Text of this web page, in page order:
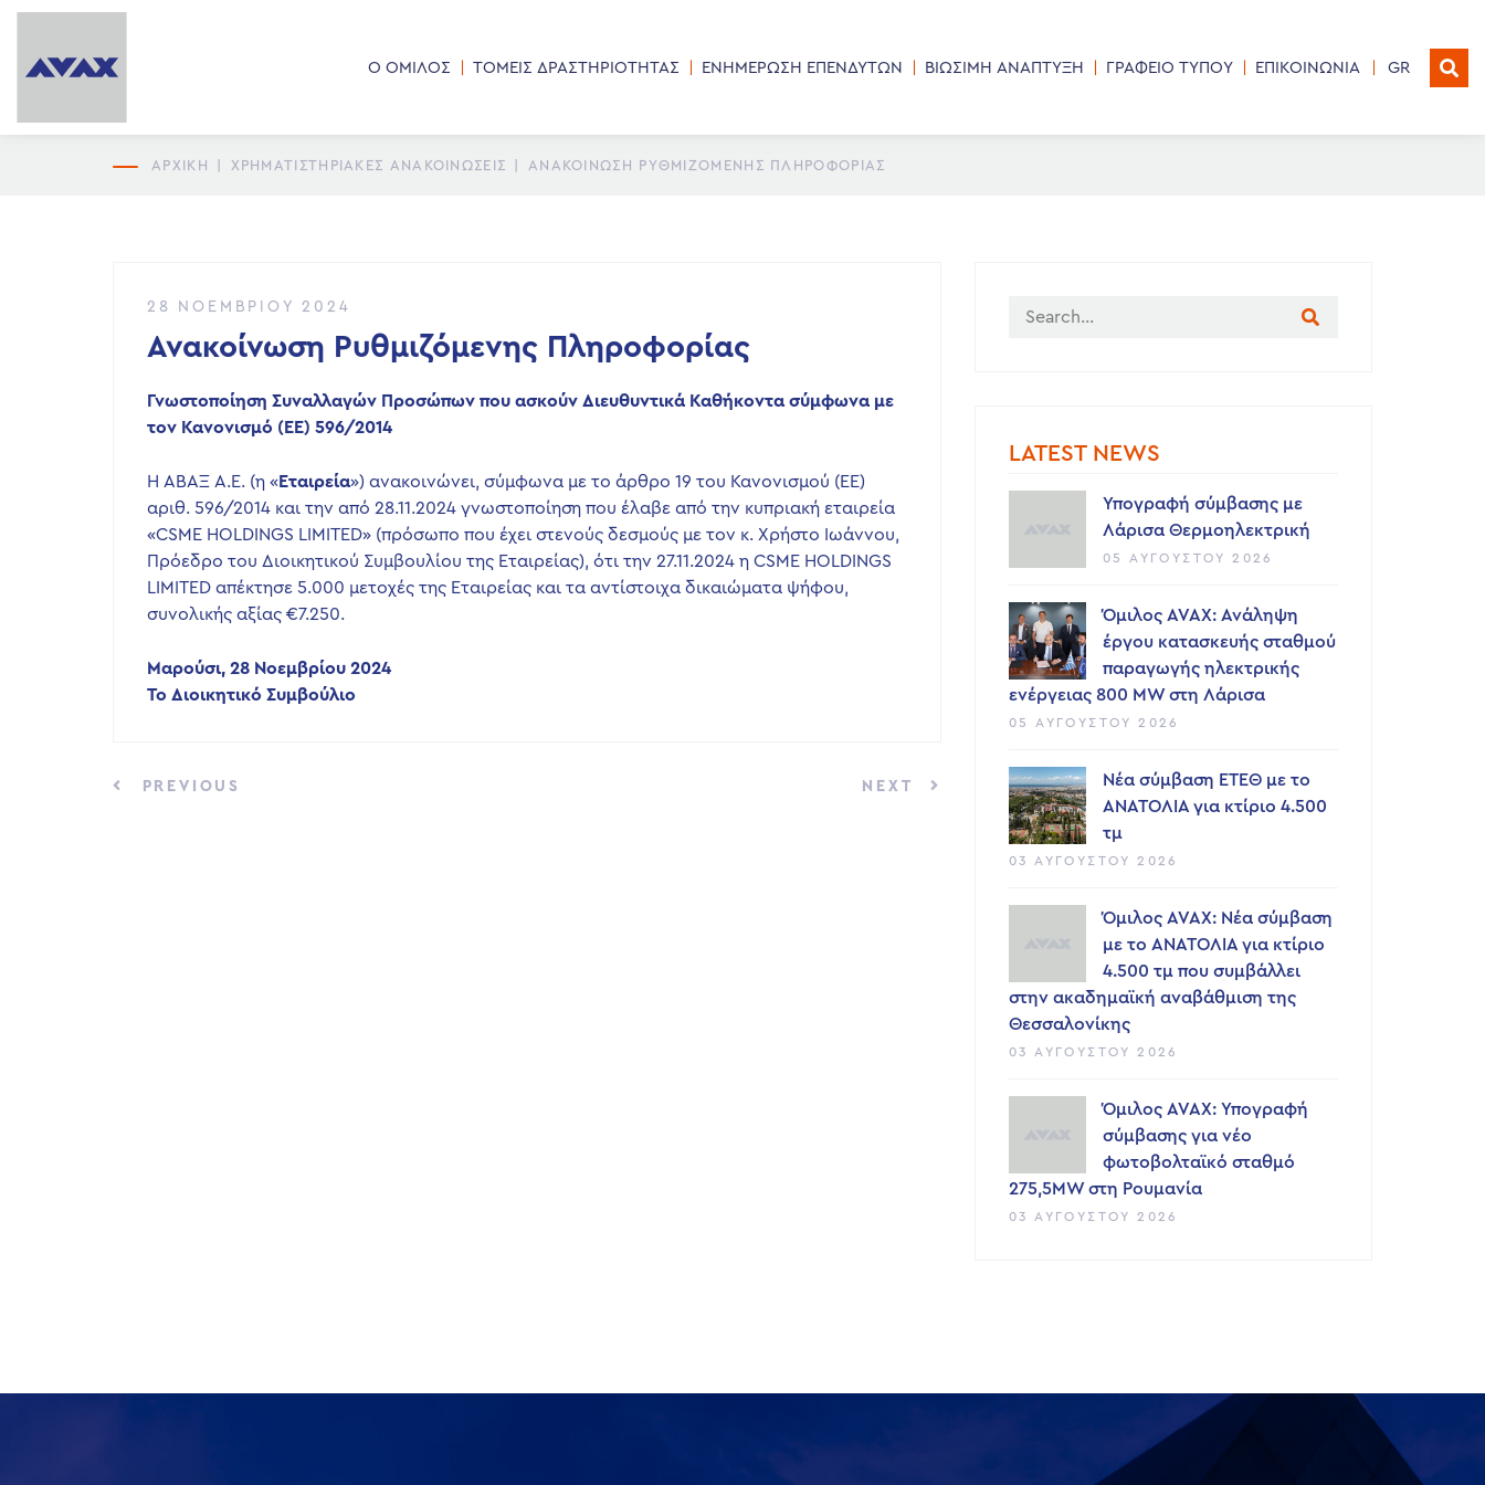
Ο ΟΜΙΛΟΣ ΤΟΜΕΙΣ ΔΡΑΣΤΗΡΙΟΤΗΤΑΣ ΕΝΗΜΕΡΩΣΗ ΕΠΕΝΔΥΤΩΝ ΒΙΩΣΙΜΗ ΑΝΑΠΤΥΞΗ ΓΡΑΦΕΙΟ ΤΥΠΟΥ ΕΠΙΚΟΙΝΩΝΙΑ GR
ΑΡΧΙΚΗ ΧΡΗΜΑΤΙΣΤΗΡΙΑΚΕΣ ΑΝΑΚΟΙΝΩΣΕΙΣ ΑΝΑΚΟΊΝΩΣΗ ΡΥΘΜΙΖΌΜΕΝΗΣ ΠΛΗΡΟΦΟΡΊΑΣ
28 ΝΟΕΜΒΡΊΟΥ 2024
Ανακοίνωση Ρυθμιζόμενης Πληροφορίας
Γνωστοποίηση Συναλλαγών Προσώπων που ασκούν Διευθυντικά Καθήκοντα σύμφωνα με
τον Κανονισμό (ΕΕ) 596/2014
Η ΑΒΑΞ Α.Ε. (η «Εταιρεία») ανακοινώνει, σύμφωνα με το άρθρο 19 του Κανονισμού (ΕΕ)
αριθ. 596/2014 και την από 28.11.2024 γνωστοποίηση που έλαβε από την κυπριακή εταιρεία
«CSME HOLDINGS LIMITED» (πρόσωπο που έχει στενούς δεσμούς με τον κ. Χρήστο Ιωάννου,
Πρόεδρο του Διοικητικού Συμβουλίου της Εταιρείας), ότι την 27.11.2024 η CSME HOLDINGS
LIMITED απέκτησε 5.000 μετοχές της Εταιρείας και τα αντίστοιχα δικαιώματα ψήφου,
συνολικής αξίας €7.250.
Μαρούσι, 28 Νοεμβρίου 2024
Το Διοικητικό Συμβούλιο
PREVIOUS NEXT
LATEST NEWS
Υπογραφή σύμβασης με
Λάρισα Θερμοηλεκτρική
05 ΑΥΓΟΎΣΤΟΥ 2026
Όμιλος AVAX: Ανάληψη
έργου κατασκευής σταθμού
παραγωγής ηλεκτρικής
ενέργειας 800 ΜW στη Λάρισα
05 ΑΥΓΟΎΣΤΟΥ 2026
Νέα σύμβαση ΕΤΕΘ με το
ΑΝΑΤΟΛΙΑ για κτίριο 4.500
τμ
03 ΑΥΓΟΎΣΤΟΥ 2026
Όμιλος AVAX: Νέα σύμβαση
με το ΑΝΑΤΟΛΙΑ για κτίριο
4.500 τμ που συμβάλλει
στην ακαδημαϊκή αναβάθμιση της
Θεσσαλονίκης
03 ΑΥΓΟΎΣΤΟΥ 2026
Όμιλος AVAX: Υπογραφή
σύμβασης για νέο
φωτοβολταϊκό σταθμό
275,5MW στη Ρουμανία
03 ΑΥΓΟΎΣΤΟΥ 2026